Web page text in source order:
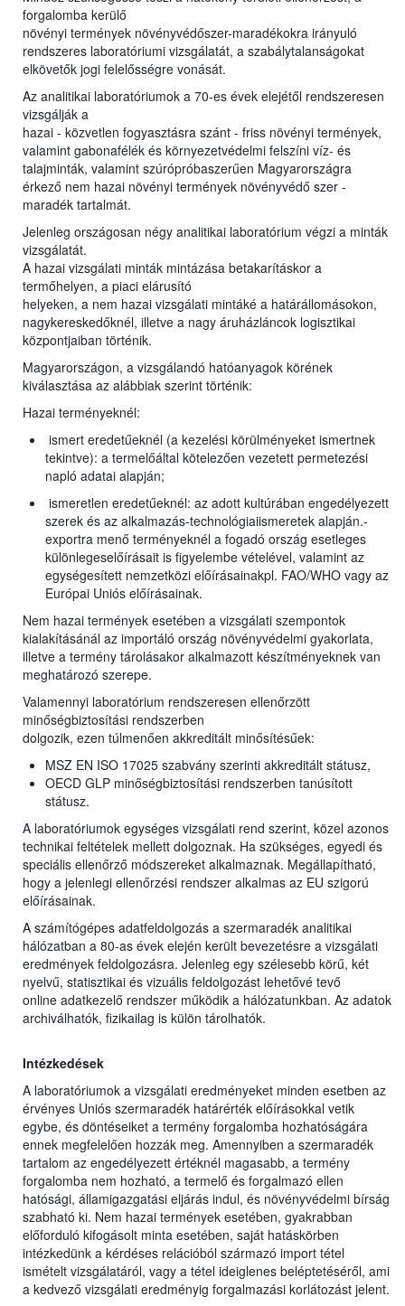
forgalomba kerülő
növényi termények növényvédőszer-maradékokra irányuló
rendszeres laboratóriumi vizsgálatát, a szabálytalanságokat
elkövetők jogi felelősségre vonását.
Az analitikai laboratóriumok a 70-es évek elejétől rendszeresen
vizsgálják a
hazai - közvetlen fogyasztásra szánt - friss növényi termények,
valamint gabonafélék és környezetvédelmi felszíni víz- és
talajminták, valamint szúrópróbaszerűen Magyarországra
érkező nem hazai növényi termények növényvédő szer -
maradék tartalmát.
Jelenleg országosan négy analitikai laboratórium végzi a minták
vizsgálatát.
A hazai vizsgálati minták mintázása betakarításkor a
termőhelyen, a piaci elárusító
helyeken, a nem hazai vizsgálati mintáké a határállomásokon,
nagykereskedőknél, illetve a nagy áruházláncok logisztikai
központjaiban történik.
Magyarországon, a vizsgálandó hatóanyagok körének
kiválasztása az alábbiak szerint történik:
Hazai terményeknél:
ismert eredetűeknél (a kezelési körülményeket ismertnek
tekintve): a termelőáltal kötelezően vezetett permetezési
napló adatai alapján;
ismeretlen eredetűeknél: az adott kultúrában engedélyezett
szerek és az alkalmazás-technológiaiismeretek alapján.-
exportra menő terményeknél a fogadó ország esetleges
különlegeselőírásait is figyelembe vételével, valamint az
egységesített nemzetközi előírásainakpl. FAO/WHO vagy az
Európai Uniós előírásainak.
Nem hazai termények esetében a vizsgálati szempontok
kialakításánál az importáló ország növényvédelmi gyakorlata,
illetve a termény tárolásakor alkalmazott készítményeknek van
meghatározó szerepe.
Valamennyi laboratórium rendszeresen ellenőrzött
minőségbiztosítási rendszerben
dolgozik, ezen túlmenően akkreditált minősítésűek:
MSZ EN ISO 17025 szabvány szerinti akkreditált státusz,
OECD GLP minőségbiztosítási rendszerben tanúsított
státusz.
A laboratóriumok egységes vizsgálati rend szerint, közel azonos
technikai feltételek mellett dolgoznak. Ha szükséges, egyedi és
speciális ellenőrző módszereket alkalmaznak. Megállapítható,
hogy a jelenlegi ellenőrzési rendszer alkalmas az EU szigorú
előírásainak.
A számítógépes adatfeldolgozás a szermaradék analitikai
hálózatban a 80-as évek elején került bevezetésre a vizsgálati
eredmények feldolgozásra. Jelenleg egy szélesebb körű, két
nyelvű, statisztikai és vizuális feldolgozást lehetővé tevő
online adatkezelő rendszer működik a hálózatunkban. Az adatok
archiválhatók, fizikailag is külön tárolhatók.
Intézkedések
A laboratóriumok a vizsgálati eredményeket minden esetben az
érvényes Uniós szermaradék határérték előírásokkal vetik
egybe, és döntéseiket a termény forgalomba hozhatóságára
ennek megfelelően hozzák meg. Amennyiben a szermaradék
tartalom az engedélyezett értéknél magasabb, a termény
forgalomba nem hozható, a termelő és forgalmazó ellen
hatósági, államigazgatási eljárás indul, és növényvédelmi bírság
szabható ki. Nem hazai termények esetében, gyakrabban
előforduló kifogásolt minta esetében, saját hatáskörben
intézkedünk a kérdéses relációból származó import tétel
ismételt vizsgálatáról, vagy a tétel ideiglenes beléptetéséről, ami
a kedvező vizsgálati eredményig forgalmazási korlátozást jelent.